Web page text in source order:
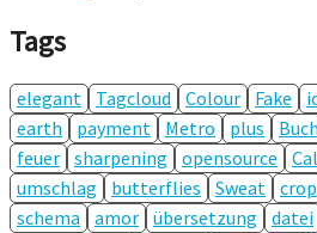
Tags
elegant Tagcloud Colour Fake
earth
payment Metro plus Buch
feuer sharpening opensource
umschlag
butterflies Sweat crop
schema
amor übersetzung datei